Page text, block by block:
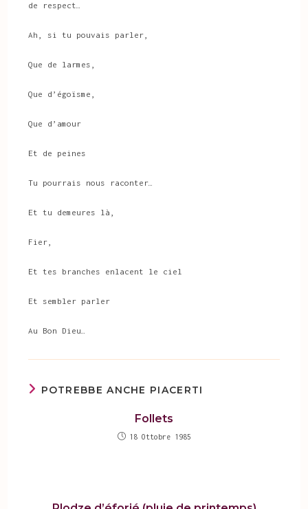
de respect…
Ah, si tu pouvais parler,
Que de larmes,
Que d’égoïsme,
Que d’amour
Et de peines
Tu pourrais nous raconter…
Et tu demeures là,
Fier,
Et tes branches enlacent le ciel
Et sembler parler
Au Bon Dieu…
POTREBBE ANCHE PIACERTI
Follets
18 Ottobre 1985